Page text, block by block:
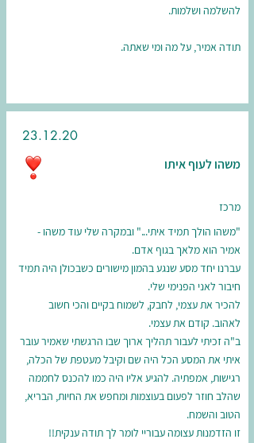
להשלמה ושלמות.
תודה אמיר, על מה ומי שאתה.
23.12.20
משהו לעוף איתו
מרכז
"משהו הולך תמיד איתי..." ובמקרה שלי עוד משהו -
אמיר הוא מלאך בגוף אדם.
עברנו יחד מסע שנגע בהמון מישורים כשבכולן היה תמיד
חיבור לאני הפנימי שלי.
להכיר את עצמי, לחבק, לשמוח בקיים והכי חשוב
לאהוב. קודם את עצמי.
ב"ה זכיתי לעבור תהליך ארוך שבו הרגשתי שאמיר עובר
איתי את המסע הכל היה שם וקיבל מעטפת של הכלה,
רגישות, אמפתיה. להגיע אליו היה כמו להכנס לחממה
שהלב חוזר לפעום בעוצמות ומחפש את החיות, הבריא,
הטוב והשמח.
זו הזדמנות עצומה עבוריי לומר לך תודה ענקית!!